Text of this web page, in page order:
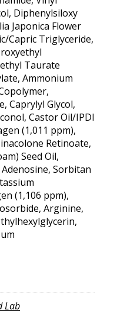
Diphenylsiloxy
Japonica Flower
Capric Triglyceride,
Taurate
Ammonium
Caprylyl Glycol,
Castor Oil/IPDI
(1,011 ppm),
Retinoate,
Seed Oil,
Sorbitan
(1,106 ppm),
Arginine,
Lab